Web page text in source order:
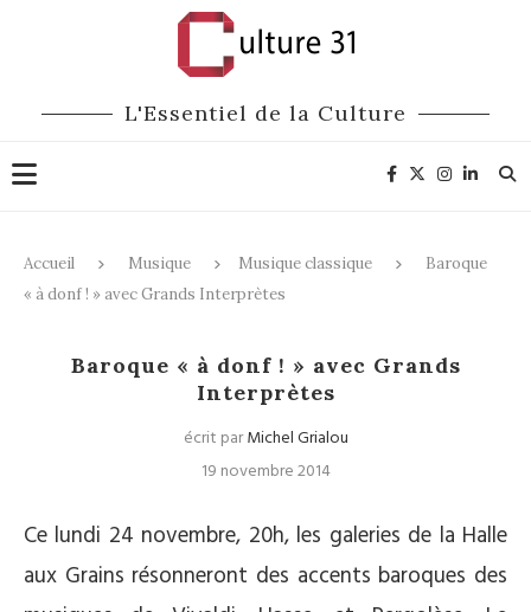
L'Essentiel de la Culture
Accueil Musique Musique classique
Baroque
« à donf ! » avec Grands Interprètes
Baroque « à donf ! » avec Grands
Interprètes
écrit parMichel Grialou
19 novembre 2014
Ce lundi 24 novembre, 20h, les galeries de la Halle
aux Grains résonneront des accents baroques des